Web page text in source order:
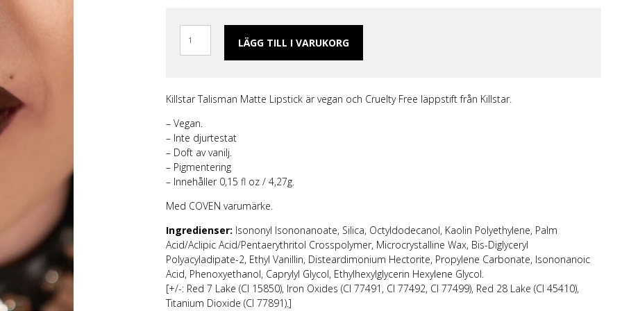
Skärp
Läder/vegan armband & Nitarmband
Svart
LÄGG TILL I VARUKORG
Killstar Talisman Matte Lipstick är vegan och Cruelty Free läppstift från Killstar.
– Vegan.
– Inte djurtestat
– Doft av vanilj.
– Pigmentering
– Innehåller 0,15 fl oz / 4,27g.
Med COVEN varumärke.
Ingredienser: Isononyl Isononanoate, Silica, Octyldodecanol, Kaolin Polyethylene, Palm
Acid/Aclipic Acid/Pentaerythritol Crosspolymer, Microcrystalline Wax, Bis-Diglyceryl
Polyacyladipate-2, Ethyl Vanillin, Disteardimonium Hectorite, Propylene Carbonate, Isononanoic
Acid, Phenoxyethanol, Caprylyl Glycol, Ethylhexylglycerin Hexylene Glycol.
[+/-: Red 7 Lake (CI 15850), Iron Oxides (CI 77491, CI 77492, CI 77499), Red 28 Lake (CI 45410),
Titanium Dioxide (CI 77891).]